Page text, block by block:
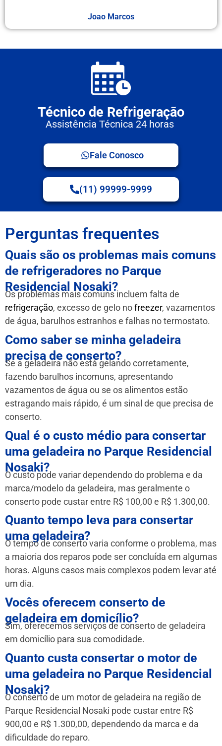
Joao Marcos
Técnico de Refrigeração
Assistência Técnica 24 horas
Fale Conosco
(11) 99999-9999
Perguntas frequentes
Quais são os problemas mais comuns
de refrigeradores no Parque
Residencial Nosaki?
Os problemas mais comuns incluem falta de
refrigeração, excesso de gelo nofreezer, vazamentos
de água, barulhos estranhos e falhas no termostato.
Como saber se minha geladeira
precisa de conserto?
Se a geladeira não está gelando corretamente,
fazendo barulhos incomuns, apresentando
vazamentos de água ou se os alimentos estão
estragando mais rápido, é um sinal de que precisa de
conserto.
Qual é o custo médio para consertar
uma geladeira no Parque Residencial
Nosaki?
O custo pode variar dependendo do problema e da
marca/modelo da geladeira, mas geralmente o
conserto pode custar entre R$ 100,00 e R$ 1.300,00.
Quanto tempo leva para consertar
uma geladeira?
O tempo de conserto varia conforme o problema, mas
a maioria dos reparos pode ser concluída em algumas
horas. Alguns casos mais complexos podem levar até
um dia.
Vocês oferecem conserto de
geladeira em domicílio?
Sim, oferecemos serviços de conserto de geladeira
em domicílio para sua comodidade.
Quanto custa consertar o motor de
uma geladeira no Parque Residencial
Nosaki?
O conserto de um motor de geladeira na região de
Parque Residencial Nosaki pode custar entre R$
900,00 e R$ 1.300,00, dependendo da marca e da
dificuldade do reparo.